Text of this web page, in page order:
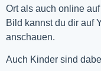
Ort als auch online auf
Bild kannst du dir auf
anschauen.
Auch Kinder sind